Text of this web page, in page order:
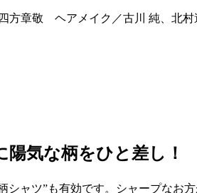
方章敬 ヘアメイク／古川 純、北
気な柄をひと差し！
シャツ”も有効です。シャープなお